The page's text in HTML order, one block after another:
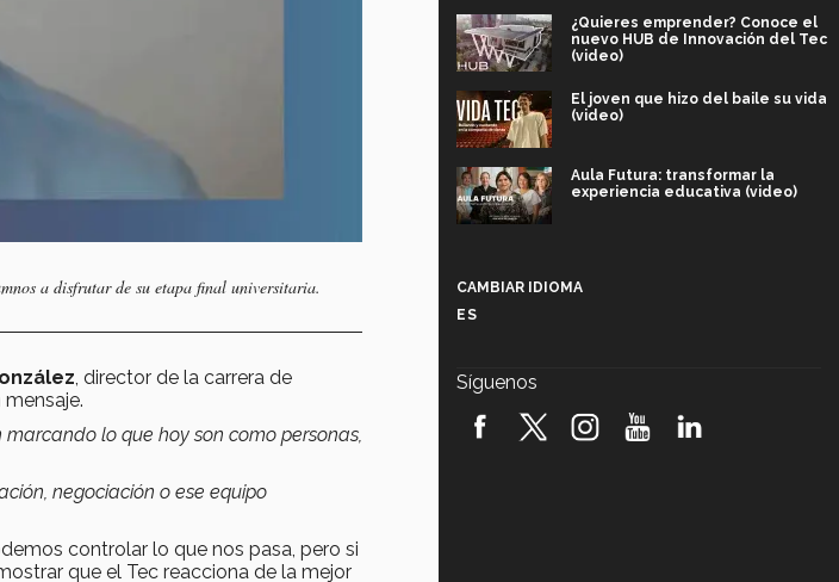
a disfrutar de su etapa final universitaria.
, director de la carrera de
lo que hoy son como personas,
negociación o ese equipo
controlar lo que nos pasa, pero si
que el Tec reacciona de la mejor
¿Quieres emprender? Conoce el
nuevo HUB de Innovación del Tec
(video)
El joven que hizo del baile su vida
(video)
Aula Futura: transformar la
experiencia educativa (video)
robótica FIRST 2026! (video)
CAMBIAR IDIOMA
ES
Síguenos